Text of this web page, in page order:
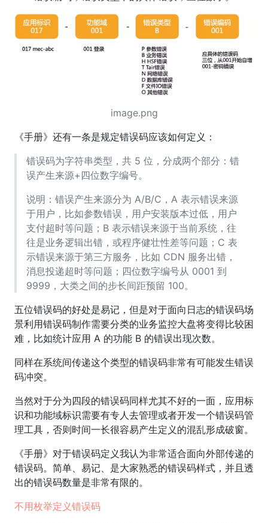
image.png
《手册》还有一条是规定错误码应该如何定义：
错误码为字符串类型，共 5 位，分成两个部分：错
误产生来源+四位数字编号。
说明：错误产生来源分为 A/B/C，A 表示错误来源
于用户，比如参数错误，用户安装版本过低，用户
支付超时等问题；B 表示错误来源于当前系统，往
往是业务逻辑出错，或程序健壮性差等问题；C 表
示错误来源于第三方服务，比如 CDN 服务出错，
消息投递超时等问题；四位数字编号从 0001 到
9999，大类之间的步长间距预留 100。
五位错误码的好处是易记，但是对于面向日志的错误码场
景利用错误码制作需要分类的业务监控大盘将变得比较困
难，比如统计应用 A 的功能 B 的错误出现次数。
同样在系统间传递这个类型的错误码非常有可能发生错误
码冲突。
当然对于分为四段的错误码同样尤其不好的一面，应用标
识和功能域标识需要有专人去管理或者开发一个错误码管
理工具，否则时间一长很容易产生定义的混乱形成破窗。
《手册》对于错误码定义我认为非常适合面向外部传递的
错误码。简单、易记、是大家熟悉的错误码样式，并且透
出的错误码数量是非常有限的。
不用枚举定义错误码